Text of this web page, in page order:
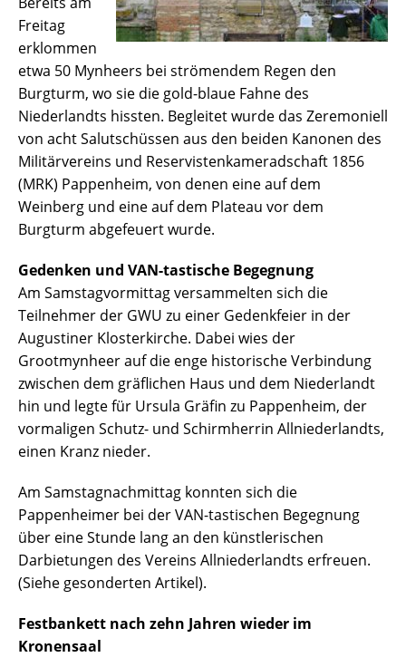
Freitag
erklommen
etwa 50 Mynheers bei strömendem Regen den
Burgturm, wo sie die gold-blaue Fahne des
Niederlandts hissten. Begleitet wurde das Zeremoniell
von acht Salutschüssen aus den beiden Kanonen des
Militärvereins und Reservistenkameradschaft 1856
(MRK) Pappenheim, von denen eine auf dem
Weinberg und eine auf dem Plateau vor dem
Burgturm abgefeuert wurde.
Gedenken und VAN-tastische Begegnung
Am Samstagvormittag versammelten sich die
Teilnehmer der GWU zu einer Gedenkfeier in der
Augustiner Klosterkirche. Dabei wies der
Grootmynheer auf die enge historische Verbindung
zwischen dem gräflichen Haus und dem Niederlandt
hin und legte für Ursula Gräfin zu Pappenheim, der
vormaligen Schutz- und Schirmherrin Allniederlandts,
einen Kranz nieder.
Am Samstagnachmittag konnten sich die
Pappenheimer bei der VAN-tastischen Begegnung
über eine Stunde lang an den künstlerischen
Darbietungen des Vereins Allniederlandts erfreuen.
(Siehe gesonderten Artikel).
Festbankett nach zehn Jahren wieder im
Kronensaal